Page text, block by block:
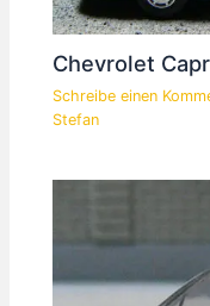
Chevrolet
Schreibe einen
Stefan